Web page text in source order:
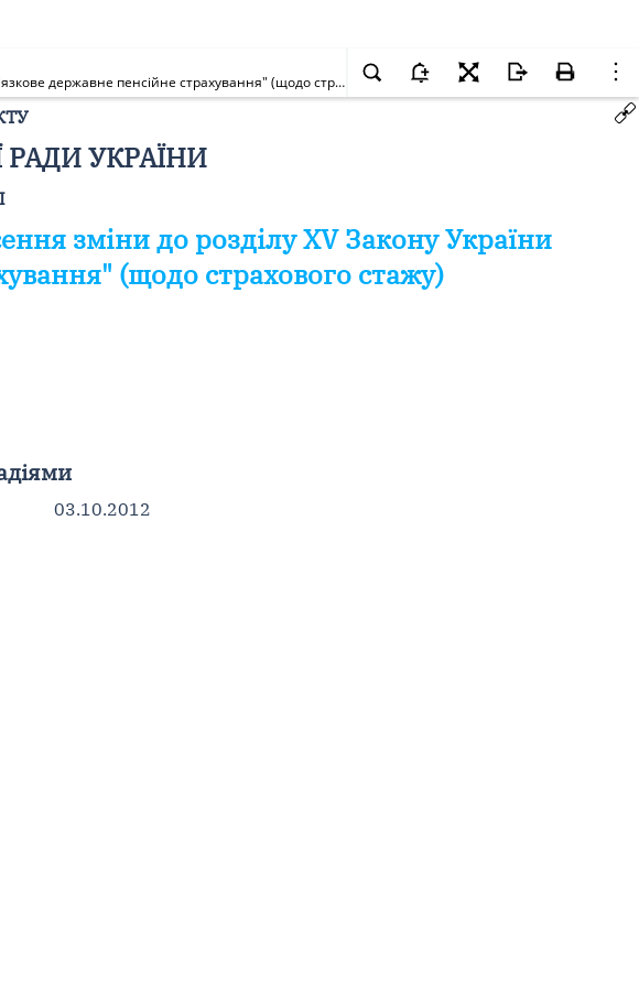
Про прийняття за основу проекту Закону України про внесення зміни до розділу XV Закону України "Про загальнообов'язкове державне пенсійне страхування" (щодо страхового стажу)